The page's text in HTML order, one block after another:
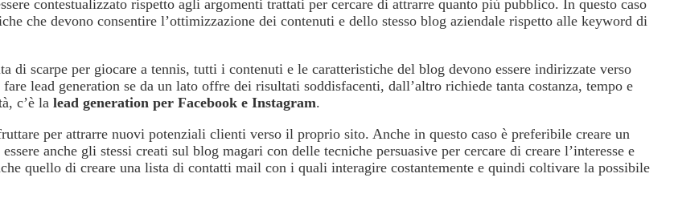
contestualizzato rispetto agli argomenti trattati per cercare di attrarre quanto più pubblico. In questo caso
che devono consentire l’ottimizzazione dei contenuti e dello stesso blog aziendale rispetto alle keyword di
di scarpe per giocare a tennis, tutti i contenuti e le caratteristiche del blog devono essere indirizzate verso
lead generation se da un lato offre dei risultati soddisfacenti, dall’altro richiede tanta costanza, tempo e
c’è la lead generation per Facebook e Instagram.
per attrarre nuovi potenziali clienti verso il proprio sito. Anche in questo caso è preferibile creare un
anche gli stessi creati sul blog magari con delle tecniche persuasive per cercare di creare l’interesse e
quello di creare una lista di contatti mail con i quali interagire costantemente e quindi coltivare la possibile